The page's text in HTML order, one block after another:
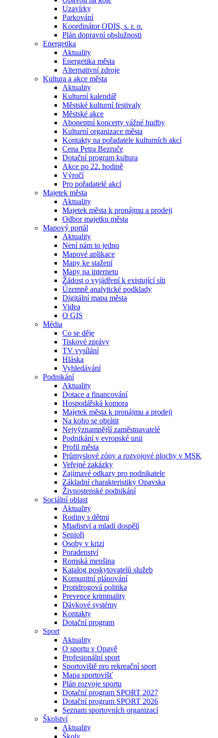
Uzavírky
Parkování
Koordinátor ODIS, s. r. o.
Plán dopravní obslužnosti
Energetika
Aktuality
Energetika města
Alternativní zdroje
Kultura a akce města
Aktuality
Kulturní kalendář
Městské kulturní festivaly
Městské akce
Abonentní koncerty vážné hudby
Kulturní organizace města
Kontakty na pořadatele kulturních akcí
Cena Petra Bezruče
Dotační program kultura
Akce po 22. hodině
Výročí
Pro pořadatelé akcí
Majetek města
Aktuality
Majetek města k pronájmu a prodeji
Odbor majetku města
Mapový portál
Aktuality
Není nám to jedno
Mapové aplikace
Mapy ke stažení
Mapy na internetu
Žádost o vyjádření k existující síti
Územně analytické podklady
Digitální mapa města
Videa
O GIS
Média
Co se děje
Tiskové zprávy
TV vysílání
Hláska
Vyhledávání
Podnikání
Aktuality
Dotace a financování
Hospodářská komora
Majetek města k pronájmu a prodeji
Na koho se obrátit
Nejvýznamnější zaměstnavatelé
Podnikání v evropské unii
Profil města
Průmyslové zóny a rozvojové plochy v MSK
Veřejné zakázky
Zajímavé odkazy pro podnikatele
Základní charakteristiky Opavska
Živnostenské podnikání
Sociální oblast
Aktuality
Rodiny s dětmi
Mladiství a mladí dospělí
Senioři
Osoby v krizi
Poradenství
Romská menšina
Katalog poskytovatelů služeb
Komunitní plánování
Protidrogová politika
Prevence kriminality
Dávkové systémy
Kontakty
Dotační program
Sport
Aktuality
O sportu v Opavě
Profesionální sport
Sportoviště pro rekreační sport
Mapa sportovišť
Plán rozvoje sportu
Dotační program SPORT 2027
Dotační program SPORT 2026
Seznam sportovních organizací
Školství
Aktuality